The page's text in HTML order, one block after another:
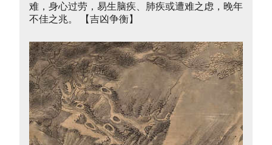
难，身心过劳，易生脑疾、肺疾或遭难之虑，晚年
不佳之兆。 【吉凶争衡】